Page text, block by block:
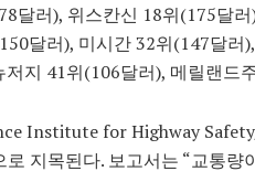
달러), 위스칸신 18위(175달
달러), 미시간 32위(147달
지 41위(106달러), 메릴랜드
Institute for Highway
지목된다. 보고서는 “교통